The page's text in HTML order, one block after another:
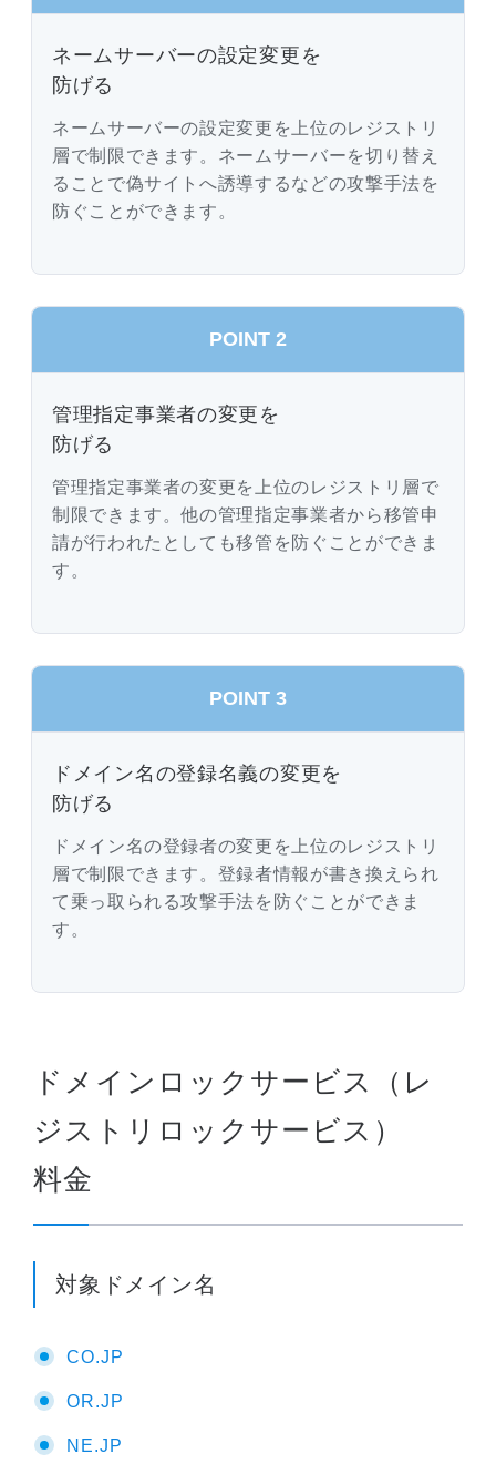
ネームサーバーの設定変更を
防げる
ネームサーバーの設定変更を上位のレジストリ
層で制限できます。ネームサーバーを切り替え
ることで偽サイトへ誘導するなどの攻撃手法を
防ぐことができます。
POINT 2
管理指定事業者の変更を
防げる
管理指定事業者の変更を上位のレジストリ層で
制限できます。他の管理指定事業者から移管申
請が行われたとしても移管を防ぐことができま
す。
POINT 3
ドメイン名の登録名義の変更を
防げる
ドメイン名の登録者の変更を上位のレジストリ
層で制限できます。登録者情報が書き換えられ
て乗っ取られる攻撃手法を防ぐことができま
す。
ドメインロックサービス（レ
ジストリロックサービス）
料金
対象ドメイン名
CO.JP
OR.JP
NE.JP